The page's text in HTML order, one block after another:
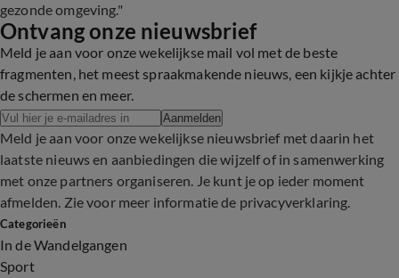
gezonde omgeving."
Ontvang onze nieuwsbrief
Meld je aan voor onze wekelijkse mail vol met de beste
fragmenten, het meest spraakmakende nieuws, een kijkje achter
de schermen en meer.
Aanmelden
Meld je aan voor onze wekelijkse nieuwsbrief met daarin het
laatste nieuws en aanbiedingen die wijzelf of in samenwerking
met onze partners organiseren. Je kunt je op ieder moment
afmelden. Zie voor meer informatie de privacyverklaring.
Categorieën
In de Wandelgangen
Sport